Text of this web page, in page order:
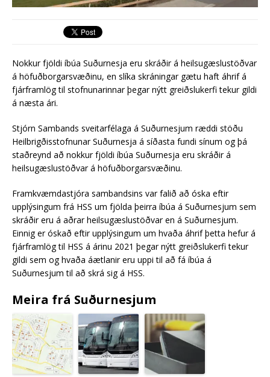
Nokkur fjöldi íbúa Suðurnesja eru skráðir á heilsugæslustöðvar
á höfuðborgarsvæðinu, en slíka skráningar gætu haft áhrif á
fjárframlög til stofnunarinnar þegar nýtt greiðslukerfi tekur gildi
á næsta ári.
Stjórn Sambands sveitarfélaga á Suðurnesjum ræddi stöðu
Heilbrigðisstofnunar Suðurnesja á síðasta fundi sínum og þá
staðreynd að nokkur fjöldi íbúa Suðurnesja eru skráðir á
heilsugæslustöðvar á höfuðborgarsvæðinu.
Framkvæmdastjóra sambandsins var falið að óska eftir
upplýsingum frá HSS um fjölda þeirra íbúa á Suðurnesjum sem
skráðir eru á aðrar heilsugæslustöðvar en á Suðurnesjum.
Einnig er óskað eftir upplýsingum um hvaða áhrif þetta hefur á
fjárframlög til HSS á árinu 2021 þegar nýtt greiðslukerfi tekur
gildi sem og hvaða áætlanir eru uppi til að fá íbúa á
Suðurnesjum til að skrá sig á HSS.
Meira frá Suðurnesjum